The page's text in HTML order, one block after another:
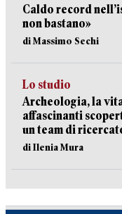
Caldo record
non bastano»
di Massimo Sechi
Lo studio
Archeologia, la
affascinanti
un team di
di Ilenia Mura